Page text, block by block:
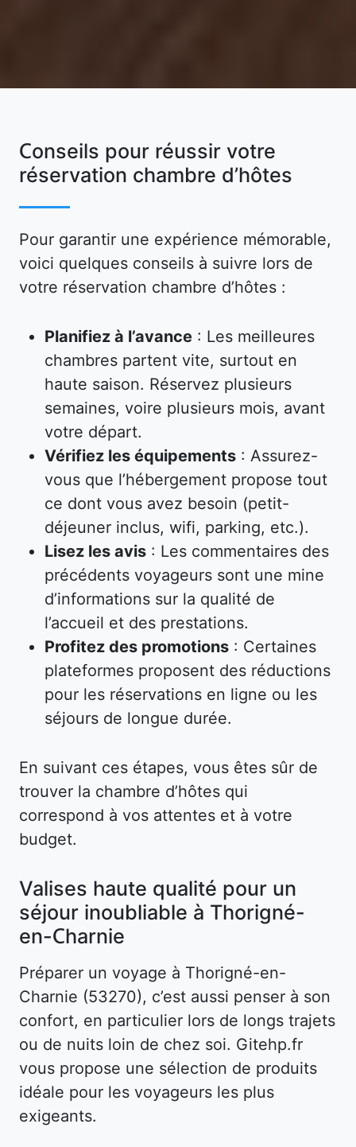
Conseils pour réussir votre
réservation chambre d’hôtes
Pour garantir une expérience mémorable,
voici quelques conseils à suivre lors de
votre réservation chambre d’hôtes :
Planifiez à l’avance : Les meilleures
chambres partent vite, surtout en
haute saison. Réservez plusieurs
semaines, voire plusieurs mois, avant
votre départ.
Vérifiez les équipements : Assurez-
vous que l’hébergement propose tout
ce dont vous avez besoin (petit-
déjeuner inclus, wifi, parking, etc.).
Lisez les avis : Les commentaires des
précédents voyageurs sont une mine
d’informations sur la qualité de
l’accueil et des prestations.
Profitez des promotions : Certaines
plateformes proposent des réductions
pour les réservations en ligne ou les
séjours de longue durée.
En suivant ces étapes, vous êtes sûr de
trouver la chambre d’hôtes qui
correspond à vos attentes et à votre
budget.
Valises haute qualité pour un
séjour inoubliable à Thorigné-
en-Charnie
Préparer un voyage à Thorigné-en-
Charnie (53270), c’est aussi penser à son
confort, en particulier lors de longs trajets
ou de nuits loin de chez soi. Gitehp.fr
vous propose une sélection de produits
idéale pour les voyageurs les plus
exigeants.